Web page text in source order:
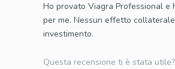
Ho provato Viagra Professional e
per me. Nessun effetto
investimento.
Questa recensione ti è stata utile?